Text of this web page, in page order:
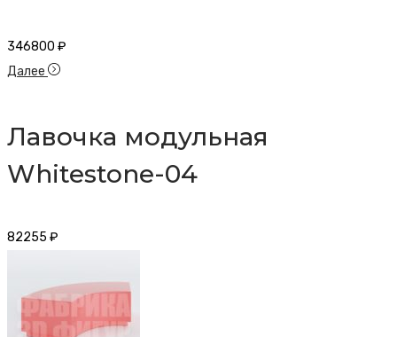
346800 ₽
Далее
Лавочка модульная
Whitestone-04
82255 ₽